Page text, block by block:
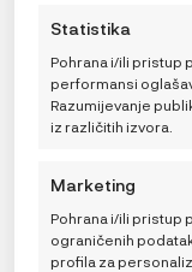
privole može
prekidača na
upravljanje
Statistika
Pohrana i/ili pristup
performansi
Razumijevanje
iz različitih izvora.
Marketing
Pohrana i/ili pristup
ograničenih
profila za
Set BeSafe Flex
ODABERITE
VARIJACIJU